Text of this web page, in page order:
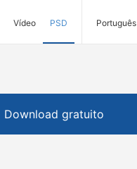
Vídeo PSD Português
Download gratuito